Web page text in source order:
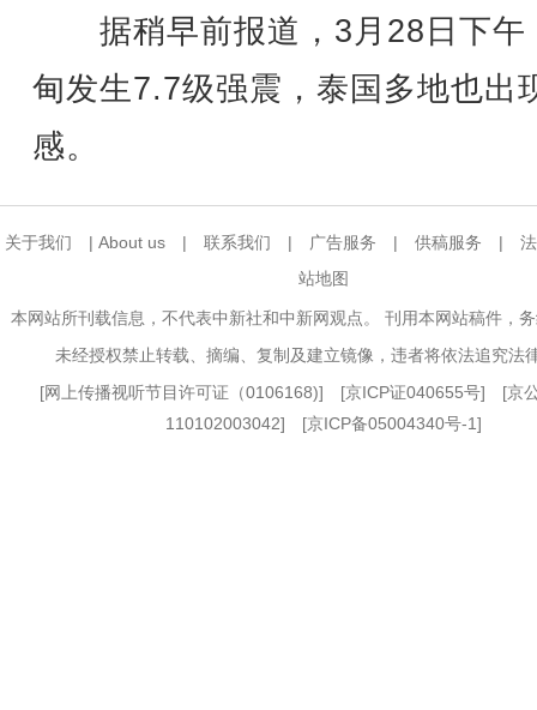
据稍早前报道，3月28日下午
甸发生7.7级强震，泰国多地也出
感。
关于我们 | About us | 联系我们 | 广告服务 | 供稿服务 |
站地图
本网站所刊载信息，不代表中新社和中新网观点。 刊用本网站稿件，
未经授权禁止转载、摘编、复制及建立镜像，违者将依法追究法
[网上传播视听节目许可证（0106168)] [京ICP证040655号] [京
110102003042] [京ICP备05004340号-1]